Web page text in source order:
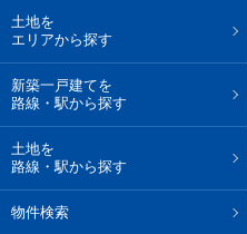
土地を
エリアから探す
新築一戸建てを
路線・駅から探す
土地を
路線・駅から探す
物件検索